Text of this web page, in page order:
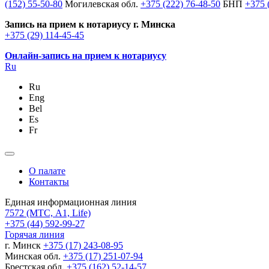
(152) 55-50-80 Могилевская обл. +375 (222) 76-48-50 БНП +375
Запись на прием к нотариусу г. Минска
+375 (29) 114-45-45
Онлайн-запись на прием к нотариусу
Ru
Ru
Eng
Bel
Es
Fr
О палате
Контакты
Единая информационная линия
7572 (МТС, A1, Life)
+375 (44) 592-99-27
Горячая линия
г. Минск +375 (17) 243-08-95
Минская обл. +375 (17) 251-07-94
Брестская обл. +375 (162) 52-14-57